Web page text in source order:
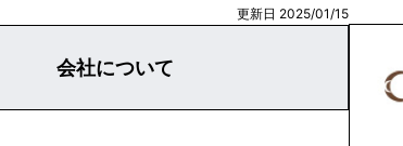
更新日 2025/01/15
会社について